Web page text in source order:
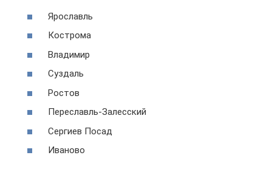
Ярославль
Кострома
Владимир
Суздаль
Ростов
Переславль-Залесский
Сергиев Посад
Иваново